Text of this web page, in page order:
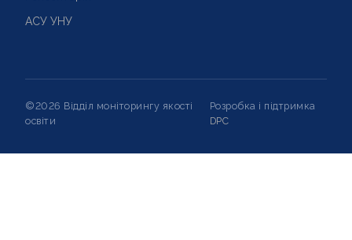
АСУ УНУ
©2026 Відділ моніторингу якості
освіти
Розробка і підтримка
DPC